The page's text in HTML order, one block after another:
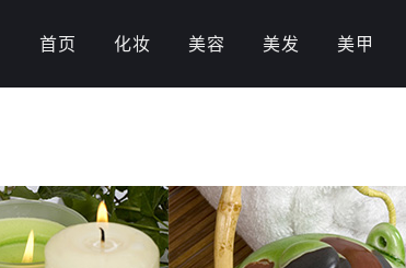
首页 化妆 美容 美发 美甲